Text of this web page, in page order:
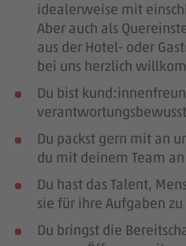
idealerweise mit
Aber auch als
aus der Hotel- oder
bei uns herzlich
Du bist
Du packst gern mit an
du mit deinem Team
Du hast das Talent,
sie für ihre Aufgaben
Du bringst die